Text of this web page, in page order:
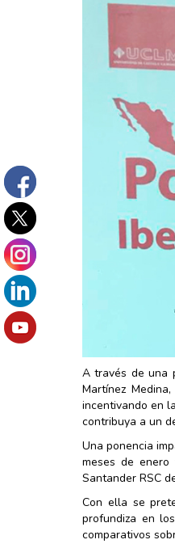
A través de una
Martínez
incentivando en
contribuya a un
Una ponencia
meses de
Santander RSC
Con ella se
profundiza en
comparativos